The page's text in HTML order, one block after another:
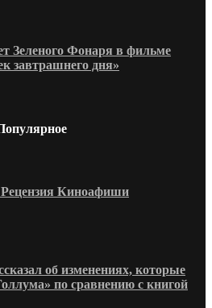
Зеленого Фонаря в фильме
завтрашнего дня»
Киноафиши
об изменениях, которые
по сравнению с книгой